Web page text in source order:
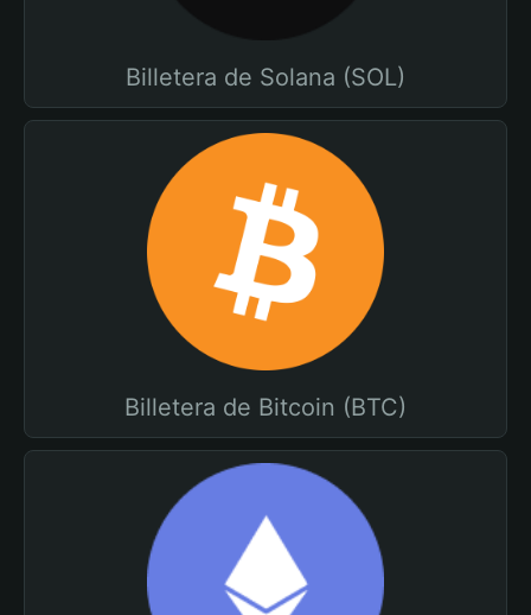
Billetera de Solana (SOL)
Billetera de Bitcoin (BTC)